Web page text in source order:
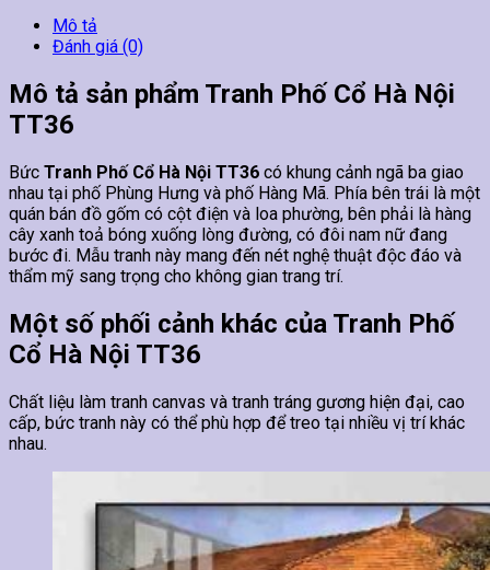
Mô tả
Đánh giá (0)
Mô tả sản phẩm Tranh Phố Cổ Hà Nội
TT36
Bức Tranh Phố Cổ Hà Nội TT36 có khung cảnh ngã ba giao
nhau tại phố Phùng Hưng và phố Hàng Mã. Phía bên trái là một
quán bán đồ gốm có cột điện và loa phường, bên phải là hàng
cây xanh toả bóng xuống lòng đường, có đôi nam nữ đang
bước đi. Mẫu tranh này mang đến nét nghệ thuật độc đáo và
thẩm mỹ sang trọng cho không gian trang trí.
Một số phối cảnh khác của Tranh Phố
Cổ Hà Nội TT36
Chất liệu làm tranh canvas và tranh tráng gương hiện đại, cao
cấp, bức tranh này có thể phù hợp để treo tại nhiều vị trí khác
nhau.